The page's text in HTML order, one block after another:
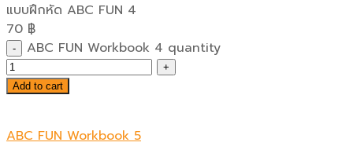
แบบฝึกหัด ABC FUN 4
70 ฿
ABC FUN Workbook 4 quantity
Add to cart
ABC FUN Workbook 5